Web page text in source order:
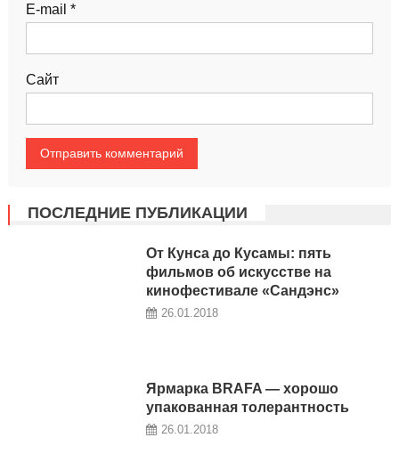
E-mail *
Сайт
ПОСЛЕДНИЕ ПУБЛИКАЦИИ
От Кунса до Кусамы: пять
фильмов об искусстве на
кинофестивале «Сандэнс»
26.01.2018
Ярмарка BRAFA — хорошо
упакованная толерантность
26.01.2018